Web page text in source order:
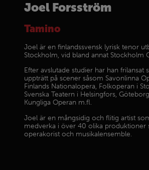
Joel Forsström
Tamino
Joel är en finlandssvensk lyrisk tenor
Stockholm, vid bland annat Stockholm
Efter avslutade studier har han frilansat
uppträtt på scener såsom Savonlinna
Finlands Nationalopera, Folkoperan i
Svenska Teatern i Helsingfors,
Kungliga Operan m.fl.
Joel är en mångsidig och flitig artist
medverka i över 40 olika produktioner
operakorist och musikalensemble.